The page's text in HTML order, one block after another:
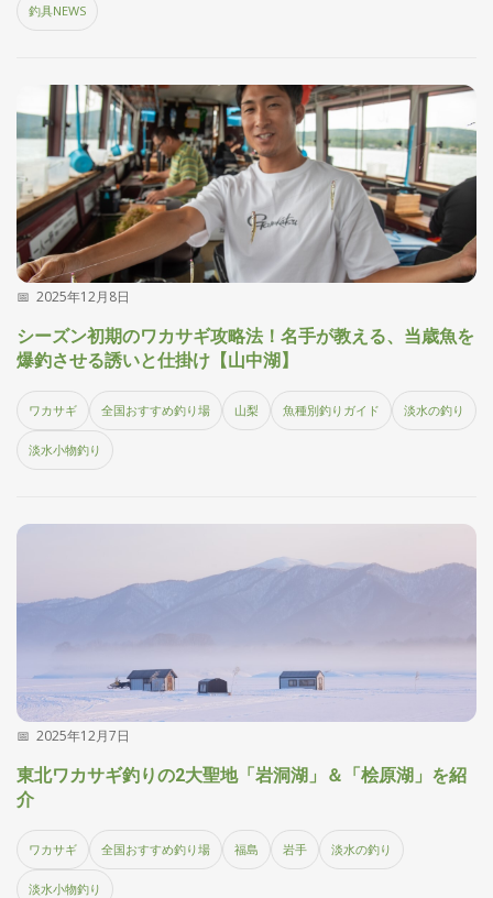
釣具NEWS
2025年12月8日
シーズン初期のワカサギ攻略法！名手が教える、当歳魚を
爆釣させる誘いと仕掛け【山中湖】
ワカサギ 全国おすすめ釣り場 山梨 魚種別釣りガイド 淡水の釣り
淡水小物釣り
2025年12月7日
東北ワカサギ釣りの2大聖地「岩洞湖」＆「桧原湖」を紹
介
ワカサギ 全国おすすめ釣り場 福島 岩手 淡水の釣り
淡水小物釣り